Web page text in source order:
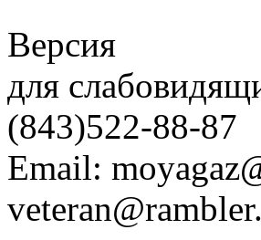
Версия
для
(843)522-88-87
Email: